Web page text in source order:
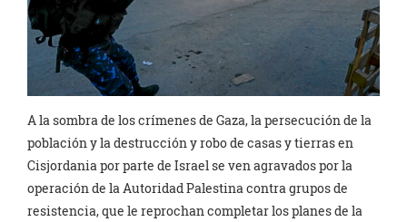
A la sombra de los crímenes de Gaza, la persecución de la
población y la destrucción y robo de casas y tierras en
Cisjordania por parte de Israel se ven agravados por la
operación de la Autoridad Palestina contra grupos de
resistencia, que le reprochan completar los planes de la